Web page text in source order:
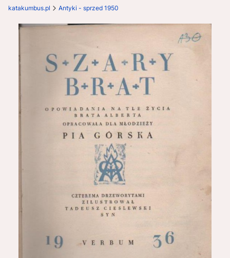
katakumbus.pl Antyki - sprzed 1950